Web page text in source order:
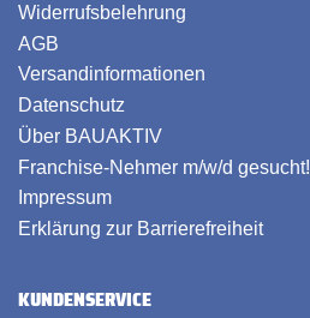
Widerrufsbelehrung
AGB
Versandinformationen
Datenschutz
Über BAUAKTIV
Franchise-Nehmer m/w/d gesucht!
Impressum
Erklärung zur Barrierefreiheit
KUNDENSERVICE